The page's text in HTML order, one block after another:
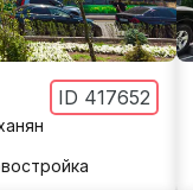
ID 417652